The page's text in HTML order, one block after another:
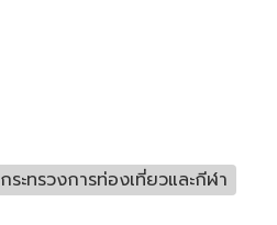
กระทรวงการท่องเที่ยวและกีฬา